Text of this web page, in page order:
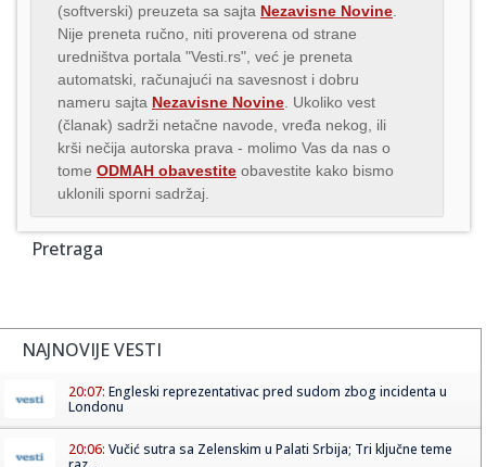
(softverski) preuzeta sa sajta Nezavisne Novine
Nije preneta ručno, niti proverena od strane
uredništva portala "Vesti.rs", već je preneta
automatski, računajući na savesnost i dobru
nameru sajta Nezavisne Novine . Ukoliko vest
(članak) sadrži netačne navode, vređa nekog, ili
krši nečija autorska prava - molimo Vas da nas o
tome ODMAH obavestite obavestite kako bismo
uklonili sporni sadržaj.
Pretraga
NAJNOVIJE VESTI
20:07: Engleski reprezentativac pred sudom zbog incidenta u
Londonu
20:06: Vučić sutra sa Zelenskim u Palati Srbija; Tri ključne teme